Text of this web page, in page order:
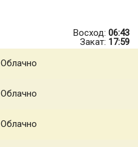
Восход: 06:43
Закат: 17:59
Облачно
Облачно
Облачно